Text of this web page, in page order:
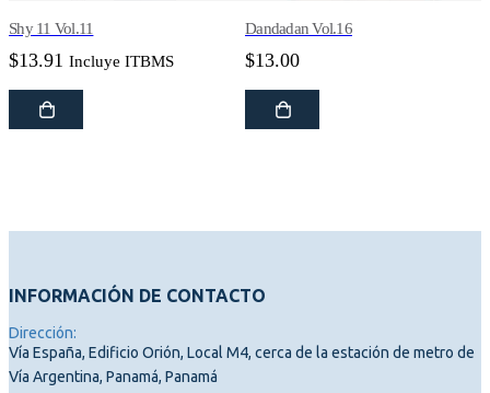
Shy 11 Vol.11
$13.91 Incluye ITBMS
Dandadan Vol.16
$13.00
INFORMACIÓN DE CONTACTO
Dirección:
Vía España, Edificio Orión, Local M4, cerca de la estación de metro de
Vía Argentina, Panamá, Panamá